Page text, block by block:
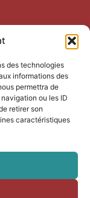
des technologies
informations des
permettra de
ou les ID
retirer son
caractéristiques